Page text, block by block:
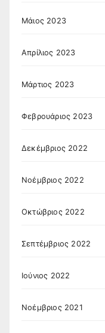
Μάιος 2023
Απρίλιος 2023
Μάρτιος 2023
Φεβρουάριος 2023
Δεκέμβριος 2022
Νοέμβριος 2022
Οκτώβριος 2022
Σεπτέμβριος 2022
Ιούνιος 2022
Νοέμβριος 2021